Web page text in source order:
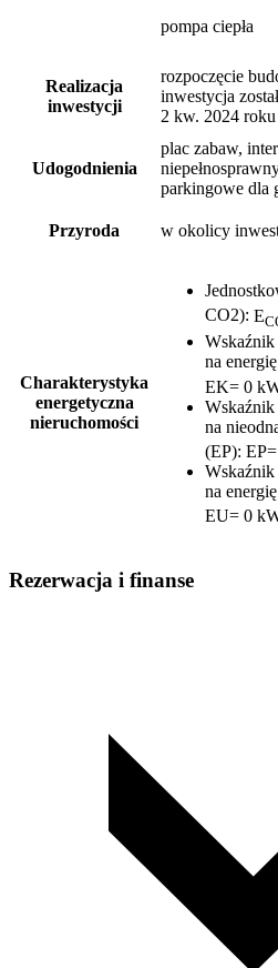
pompa ciepła
Realizacja
inwestycji
rozpoczęcie
inwestycja
2 kw. 2024 roku
Udogodnienia
plac zabaw,
parkingowe dla
Przyroda w okolicy
Charakterystyka
energetyczna
nieruchomości
CO2): E
Wskaźnik
na
EK= 0
Wskaźnik
na
(EP):
Wskaźnik
na
EU= 0
Rezerwacja i finanse